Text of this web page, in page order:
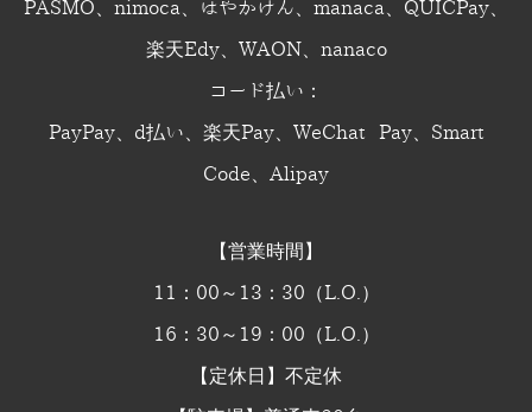
PASMO、nimoca、はやかけん、manaca、QUICPay、
楽天Edy、WAON、nanaco
コード払い：
PayPay、d払い、楽天Pay、WeChat Pay、Smart
Code、Alipay
【営業時間】
11：00～13：30（L.O.）
16：30～19：00（L.O.）
【定休日】不定休